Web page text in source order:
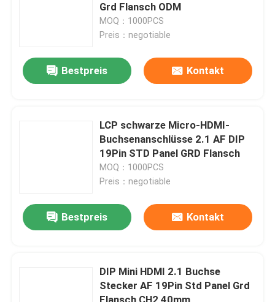
Grd Flansch ODM
MOQ：1000PCS
Preis：negotiable
Bestpreis Kontakt
LCP schwarze Micro-HDMI-
Buchsenanschlüsse 2.1 AF DIP
19Pin STD Panel GRD Flansch
MOQ：1000PCS
Preis：negotiable
Bestpreis Kontakt
DIP Mini HDMI 2.1 Buchse
Stecker AF 19Pin Std Panel Grd